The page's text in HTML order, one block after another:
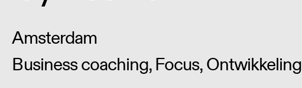
Amsterdam
Business coaching, Focus, Ontwikkeling